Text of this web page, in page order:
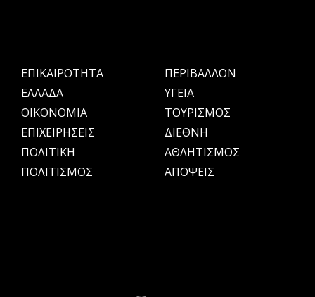
ΕΠΙΚΑΙΡΟΤΗΤΑ
ΕΛΛΑΔΑ
OIKONOMIA
ΕΠΙΧΕΙΡΗΣΕΙΣ
ΠΟΛΙΤΙΚΗ
ΠΟΛΙΤΙΣΜΟΣ
ΠΕΡΙΒΑΛΛΟΝ
ΥΓΕΙΑ
ΤΟΥΡΙΣΜΟΣ
ΔΙΕΘΝΗ
ΑΘΛΗΤΙΣΜΟΣ
ΑΠΟΨΕΙΣ